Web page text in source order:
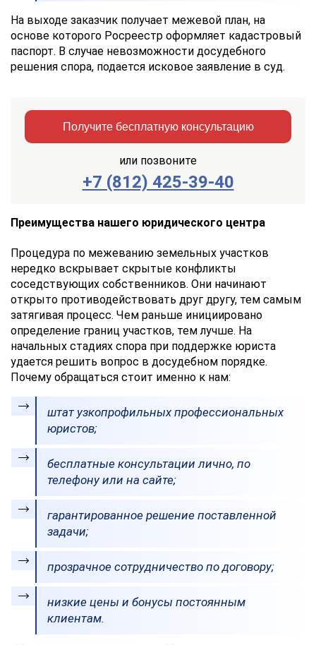
На выходе заказчик получает межевой план, на
основе которого Росреестр оформляет кадастровый
паспорт. В случае невозможности досудебного
решения спора, подается исковое заявление в суд.
Получите бесплатную консультацию
или позвоните
+7 (812) 425-39-40
Заказать
данные,
Вы
соглашаетесь
с
Правилами
обработки
персональных
данных
Преимущества нашего юридического центра
Процедура по межеванию земельных участков
нередко вскрывает скрытые конфликты
соседствующих собственников. Они начинают
открыто противодействовать друг другу, тем самым
затягивая процесс. Чем раньше инициировано
определение границ участков, тем лучше. На
начальных стадиях спора при поддержке юриста
удается решить вопрос в досудебном порядке.
Почему обращаться стоит именно к нам:
штат узкопрофильных профессиональных
юристов;
бесплатные консультации лично, по
телефону или на сайте;
гарантированное решение поставленной
задачи;
прозрачное сотрудничество по договору;
низкие цены и бонусы постоянным
клиентам.